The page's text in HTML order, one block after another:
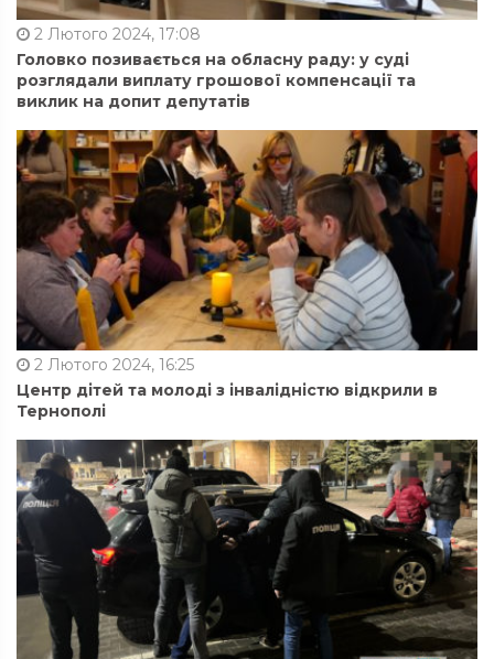
2 Лютого 2024, 17:08
Головко позивається на обласну раду: у суді
розглядали виплату грошової компенсації та
виклик на допит депутатів
2 Лютого 2024, 16:25
Центр дітей та молоді з інвалідністю відкрили в
Тернополі